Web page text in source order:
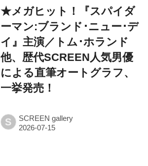
★メガヒット！『スパイダ
ーマン:ブランド･ニュー･デ
イ』主演／トム･ホランド
他、歴代SCREEN人気男優
による直筆オートグラフ、
一挙発売！
S SCREEN gallery